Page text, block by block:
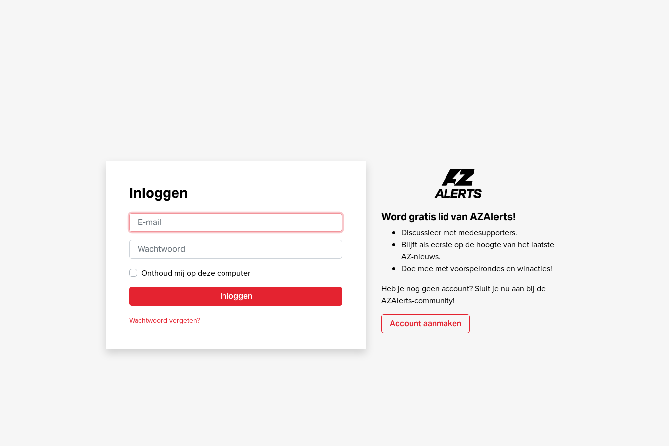
Inloggen
E-mail
Wachtwoord
Onthoud mij op deze computer
Inloggen
Wachtwoord vergeten?
Word gratis lid van AZAlerts!
Discussieer met medesupporters.
Blijft als eerste op de hoogte van het laatste
AZ-nieuws.
Doe mee met voorspelrondes en winacties!
Heb je nog geen account? Sluit je nu aan bij de
AZAlerts-community!
Account aanmaken